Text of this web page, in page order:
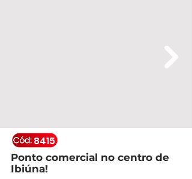
8415
Ponto comercial no centro de
Ibiúna!